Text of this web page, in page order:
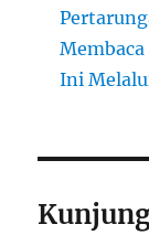
Ini